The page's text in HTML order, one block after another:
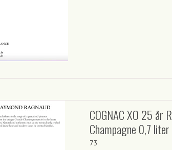
COGNAC XO 25 år
Champagne 0,7
73